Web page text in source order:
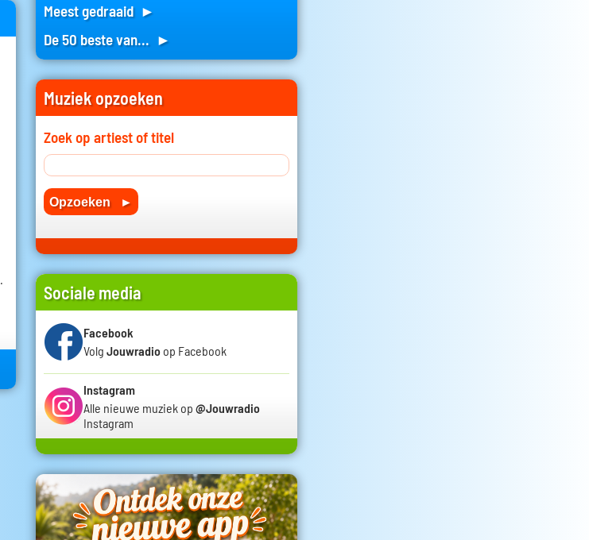
Meest gedraaid ►
De 50 beste van... ►
Muziek opzoeken
Zoek op artiest of titel
Sociale media
Facebook
Volg Jouwradio op Facebook
Instagram
Alle nieuwe muziek op @Jouwradio
Instagram